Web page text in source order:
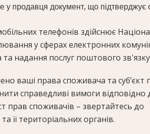
у продавця документ, що підтверджує
телефонів здійснює
у сферах електронних
та надання послуг поштового
ваші права споживача та суб’єкт
справедливі вимоги відповідно
прав споживачів – звертайтесь до
її територіальних органів.